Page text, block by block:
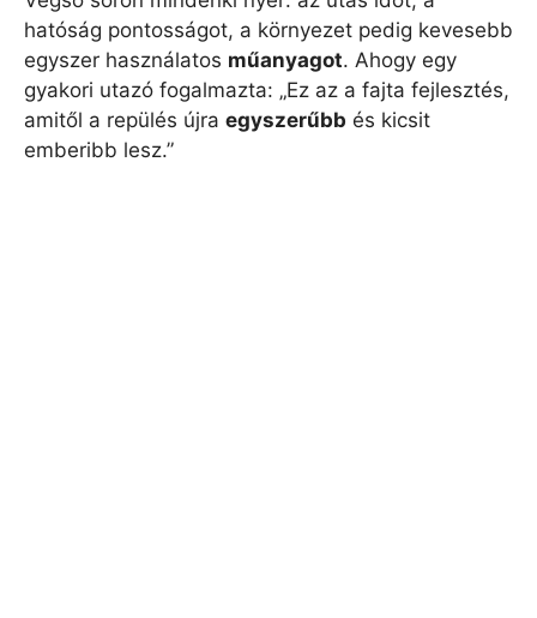
hatóság pontosságot, a környezet pedig kevesebb
egyszer használatos műanyagot. Ahogy egy
gyakori utazó fogalmazta: „Ez az a fajta fejlesztés,
amitől a repülés újra egyszerűbb és kicsit
emberibb lesz.”